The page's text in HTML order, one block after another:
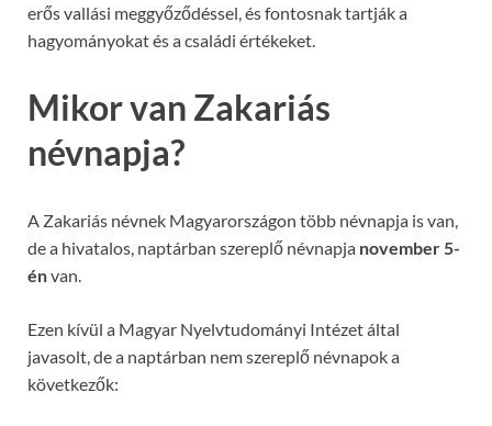
erős vallási meggyőződéssel, és fontosnak tartják a
hagyományokat és a családi értékeket.
Mikor van Zakariás
névnapja?
A Zakariás névnek Magyarországon több névnapja is van,
de a hivatalos, naptárban szereplő névnapja november 5-
énvan.
Ezen kívül a Magyar Nyelvtudományi Intézet által
javasolt, de a naptárban nem szereplő névnapok a
következők: